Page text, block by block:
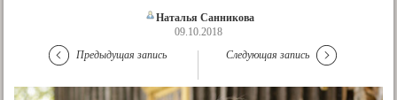
Наталья Санникова
09.10.2018
Предыдущая запись Следующая запись